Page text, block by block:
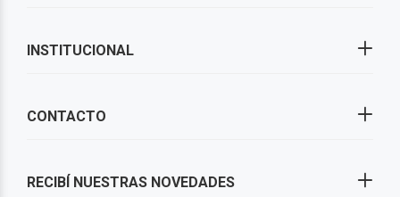
INSTITUCIONAL
CONTACTO
RECIBÍ NUESTRAS NOVEDADES